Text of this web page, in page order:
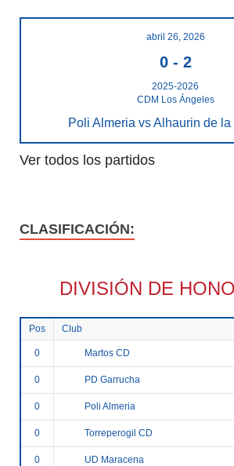
abril 26, 2026
0- 2
2025-2026
CDM Los Ángeles
Poli Almeria vs Alhaurin de la
Ver todos los partidos
CLASIFICACIÓN:
DIVISIÓN DE
Pos Club
0 Martos CD
0 PD Garrucha
0 Poli Almeria
0 Torreperogil CD
0 UD Maracena